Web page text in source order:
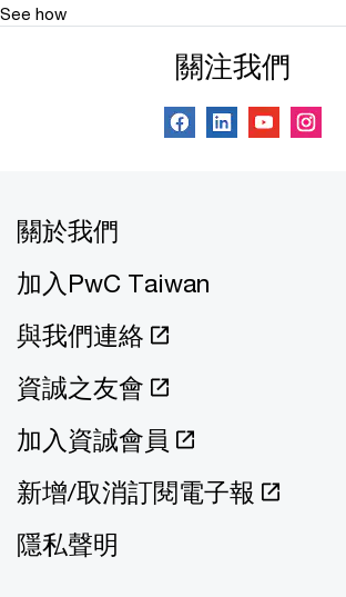
See how
關注我們
關於我們
加入PwC Taiwan
與我們連絡
資誠之友會
加入資誠會員
新增/取消訂閱電子報
隱私聲明